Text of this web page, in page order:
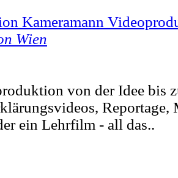
Kameramann
Wien
von der Idee bis
Reportage,
ein Lehrfilm - all das..